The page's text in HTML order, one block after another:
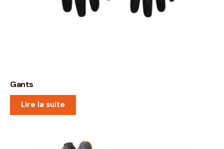
Gants
Lire la suite